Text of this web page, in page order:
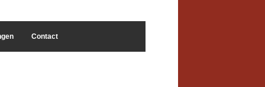
Contact